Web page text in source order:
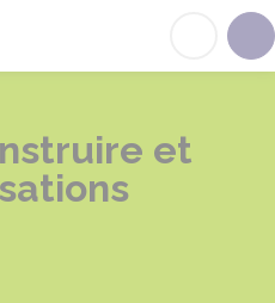
et